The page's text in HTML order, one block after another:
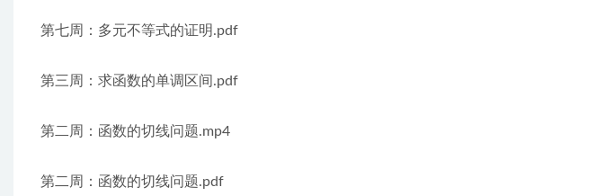
第七周：多元不等式的证明.pdf
第三周：求函数的单调区间.pdf
第二周：函数的切线问题.mp4
第二周：函数的切线问题.pdf